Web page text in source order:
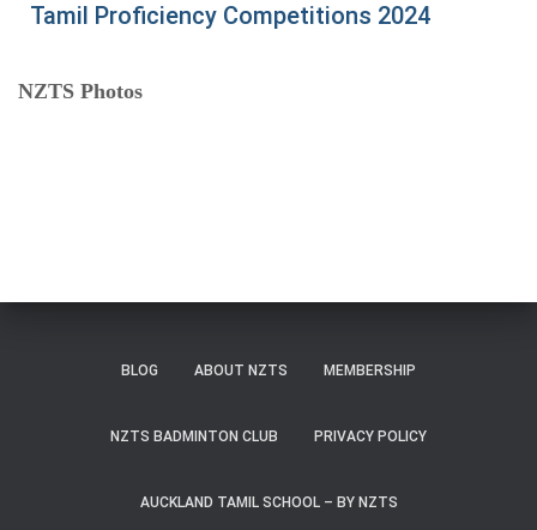
Tamil Proficiency Competitions 2024
NZTS Photos
BLOG ABOUT NZTS MEMBERSHIP
NZTS BADMINTON CLUB PRIVACY POLICY
AUCKLAND TAMIL SCHOOL – BY NZTS